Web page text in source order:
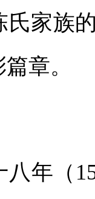
氏家族
章。
（